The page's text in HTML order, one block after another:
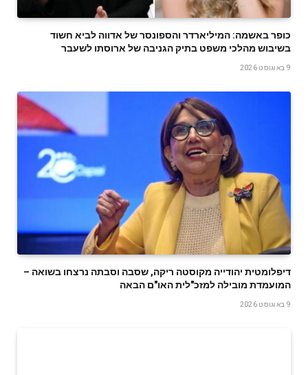
כופר באשמה: המיליארדר והספונסר של אדווה לביא חשוד
בשיבוש מהלכי משפט בתיק הגניבה של ארוסתו לשעבר
9 באוגוסט 2026
דיפלומטית יהודייה מקוסטה ריקה, שסבה וסבתה נרצחו בשואה –
המועמדת מובילה למזכ"לית האו"ם הבאה
9 באוגוסט 2026